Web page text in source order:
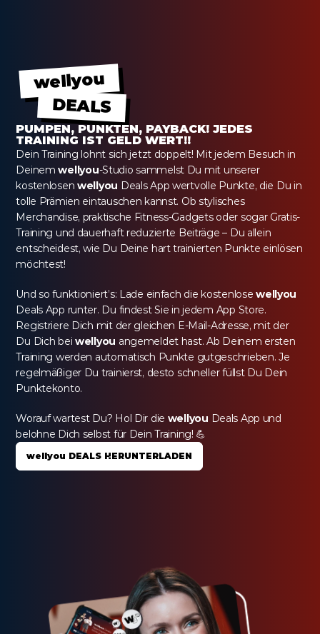
wellyou
DEALS
PUMPEN, PUNKTEN, PAYBACK! JEDES
TRAINING IST GELD WERT!!
Dein Training lohnt sich jetzt doppelt! Mit jedem Besuch in
Deinem wellyou-Studio sammelst Du mit unserer
kostenlosen wellyou Deals App wertvolle Punkte, die Du in
tolle Prämien eintauschen kannst. Ob stylisches
Merchandise, praktische Fitness-Gadgets oder sogar Gratis-
Training und dauerhaft reduzierte Beiträge – Du allein
entscheidest, wie Du Deine hart trainierten Punkte einlösen
möchtest!
Und so funktioniert’s: Lade einfach die kostenlose wellyou
Deals App runter. Du findest Sie in jedem App Store.
Registriere Dich mit der gleichen E-Mail-Adresse, mit der
Du Dich bei wellyou angemeldet hast. Ab Deinem ersten
Training werden automatisch Punkte gutgeschrieben. Je
regelmäßiger Du trainierst, desto schneller füllst Du Dein
Punktekonto.
Worauf wartest Du? Hol Dir die wellyou Deals App und
belohne Dich selbst für Dein Training! 💪
wellyou DEALS HERUNTERLADEN